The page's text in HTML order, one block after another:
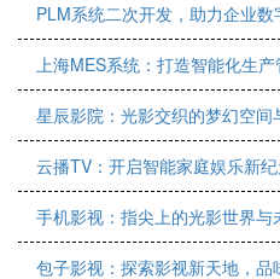
PLM系统二次开发，助力企业数
上海MES系统：打造智能化生
星辰影院：光影交织的梦幻空间
云播TV：开启智能家庭娱乐新
手机影视：指尖上的光影世界与
包子影视：探索影视新天地，